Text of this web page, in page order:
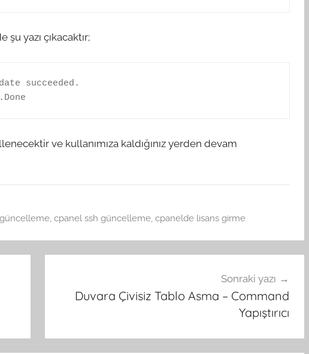
yazı çıkacaktır;
succeeded.
ve kullanımıza kaldığınız yerden devam
, cpanel ssh güncelleme, cpanelde lisans girme
Sonraki yazı
Duvara Çivisiz Tablo Asma – Command
Yapıştırıcı